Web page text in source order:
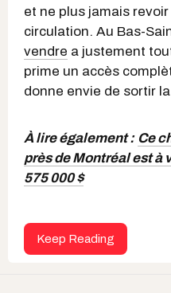
et ne plus jamais
circulation. Au Bas-
vendre a justement
prime un accès
donne envie de sortir
À lire également : Ce
près de Montréal est à
575 000 $
Keep Reading